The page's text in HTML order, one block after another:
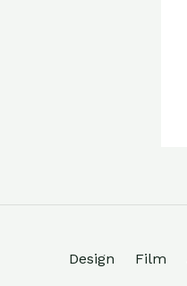
Design Film